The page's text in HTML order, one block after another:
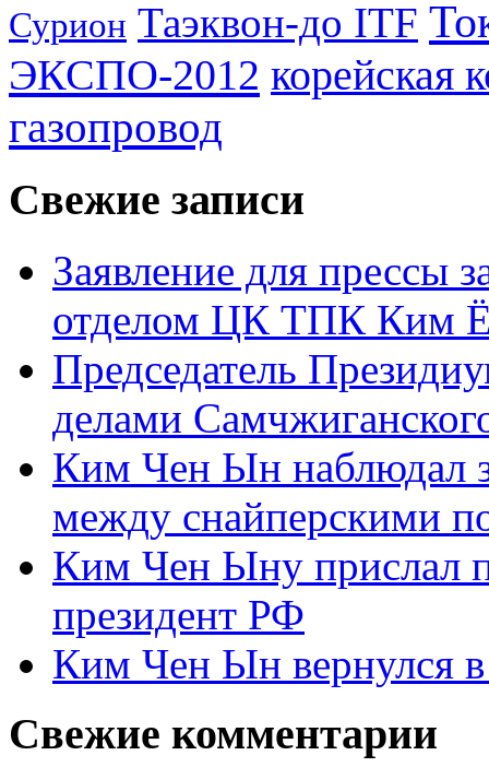
Сурион Таэквон-до ITF
ЭКСПО-2012 корейская
газопровод
Свежие записи
Заявление для прессы
отделом ЦК ТПК Ким
Председатель
делами
Ким Чен Ын наблюдал
между снайперскими
Ким Чен Ыну прислал
президент РФ
Ким Чен Ын вернулся
Свежие комментарии